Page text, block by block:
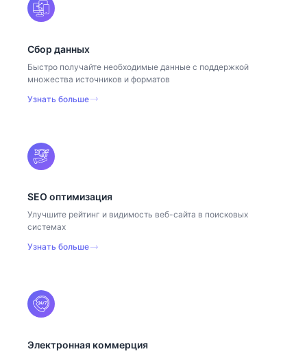
Сбор данных
Быстро получайте необходимые данные с поддержкой
множества источников и форматов
Узнать больше
SEO оптимизация
Улучшите рейтинг и видимость веб-сайта в поисковых
системах
Узнать больше
Электронная коммерция